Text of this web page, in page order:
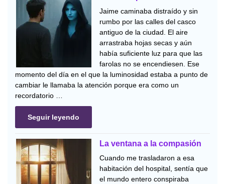
Jaime caminaba distraído y sin
rumbo por las calles del casco
antiguo de la ciudad. El aire
arrastraba hojas secas y aún
había suficiente luz para que las
farolas no se encendiesen. Ese
momento del día en el que la luminosidad estaba a punto de
cambiar le llamaba la atención porque era como un
recordatorio …
Seguir leyendo
La ventana a la compasión
Cuando me trasladaron a esa
habitación del hospital, sentía que
el mundo entero conspiraba